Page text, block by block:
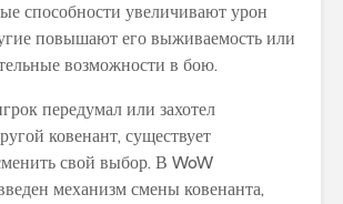
способности увеличивают урон
повышают его выживаемость или
возможности в бою.
передумал или захотел
ковенант, существует
свой выбор. В WoW
механизм смены ковенанта,